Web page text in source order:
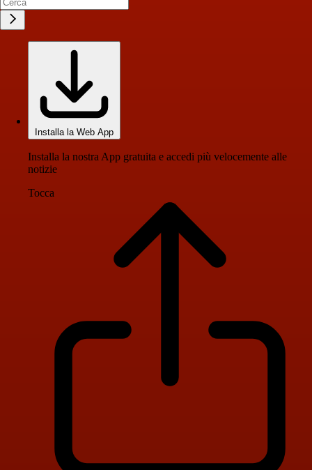
Installa la Web App
Installa la nostra App gratuita e accedi più velocemente alle
notizie
Tocca